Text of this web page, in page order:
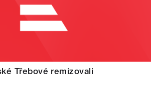
Třebové remizovali